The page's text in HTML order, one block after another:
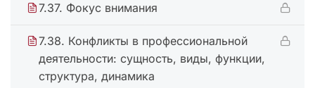
7.37. Фокус внимания
7.38. Конфликты в профессиональной
деятельности: сущность, виды, функции,
структура, динамика